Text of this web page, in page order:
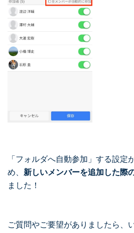
「フォルダへ自動参加」する設定
め、 新しいメンバーを追加した際
ました！
ご質問やご要望がありましたら、